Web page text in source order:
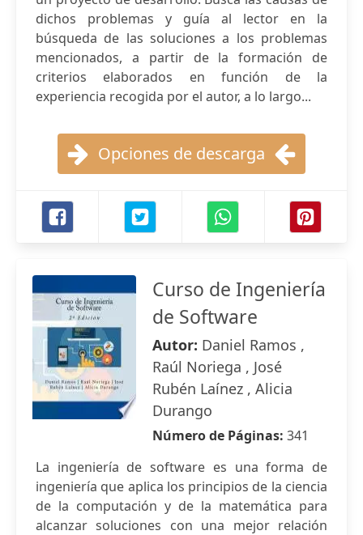
dichos problemas y guía al lector en la
búsqueda de las soluciones a los problemas
mencionados, a partir de la formación de
criterios elaborados en función de la
experiencia recogida por el autor, a lo largo...
Opciones de descarga
Curso de Ingeniería
de Software
Autor: Daniel Ramos ,
Raúl Noriega , José
Rubén Laínez , Alicia
Durango
Número de Páginas: 341
La ingeniería de software es una forma de
ingeniería que aplica los principios de la ciencia
de la computación y de la matemática para
alcanzar soluciones con una mejor relación